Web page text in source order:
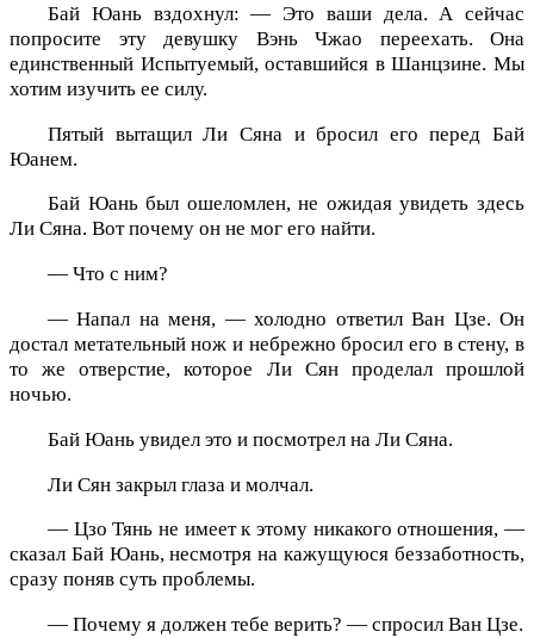
Бай Юань вздохнул: — Это ваши дела. А сейчас
попросите эту девушку Вэнь Чжао переехать. Она
единственный Испытуемый, оставшийся в Шанцзине. Мы
хотим изучить ее силу.
Пятый вытащил Ли Сяна и бросил его перед Бай
Юанем.
Бай Юань был ошеломлен, не ожидая увидеть здесь
Ли Сяна. Вот почему он не мог его найти.
— Что с ним?
— Напал на меня, — холодно ответил Ван Цзе. Он
достал метательный нож и небрежно бросил его в стену, в
то же отверстие, которое Ли Сян проделал прошлой
ночью.
Бай Юань увидел это и посмотрел на Ли Сяна.
Ли Сян закрыл глаза и молчал.
— Цзо Тянь не имеет к этому никакого отношения, —
сказал Бай Юань, несмотря на кажущуюся беззаботность,
сразу поняв суть проблемы.
— Почему я должен тебе верить? — спросил Ван Цзе.